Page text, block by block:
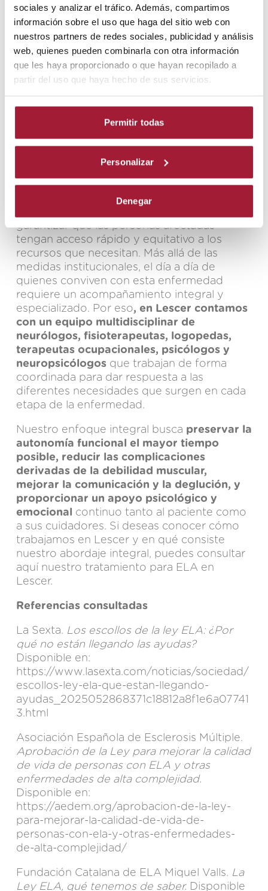
sociales y analizar el tráfico. Además, compartimos
información sobre el uso que haga del sitio web con
nuestros partners de redes sociales, publicidad y análisis
web, quienes pueden combinarla con otra información
que les haya proporcionado o que hayan recopilado a
partir del uso que haya hecho de sus servicios.
Permitir todas
Personalizar
Denegar
El objetivo final de esta hoja de ruta es
garantizar que la Ley ELA se traduzca en
mejoras tangibles en la vida de las personas
afectadas, priorizando su calidad de vida y la
de sus cuidadores.
¿Cómo tratamos la ELA
en Lescer?
La aprobación y el despliegue de la Ley ELA
garantizar que las personas afectadas
tengan acceso rápido y equitativo a los
recursos que necesitan. Más allá de las
medidas institucionales, el día a día de
quienes conviven con esta enfermedad
requiere un acompañamiento integral y
especializado. Por eso, en Lescer contamos
con un equipo multidisciplinar de
neurólogos, fisioterapeutas, logopedas,
terapeutas ocupacionales, psicólogos y
neuropsicólogos que trabajan de forma
coordinada para dar respuesta a las
diferentes necesidades que surgen en cada
etapa de la enfermedad.
Nuestro enfoque integral busca preservar la
autonomía funcional el mayor tiempo
posible, reducir las complicaciones
derivadas de la debilidad muscular,
mejorar la comunicación y la deglución, y
proporcionar un apoyo psicológico y
emocional continuo tanto al paciente como
a sus cuidadores. Si deseas conocer cómo
trabajamos en Lescer y en qué consiste
nuestro abordaje integral, puedes consultar
aquí nuestro tratamiento para ELA en
Lescer.
Referencias consultadas
La Sexta. Los escollos de la ley ELA: ¿Por
qué no están llegando las ayudas?
Disponible en:
https://www.lasexta.com/noticias/sociedad/
escollos-ley-ela-que-estan-llegando-
ayudas_2025052868371c18812a8f1e6a07741
3.html
Asociación Española de Esclerosis Múltiple.
Aprobación de la Ley para mejorar la calidad
de vida de personas con ELA y otras
enfermedades de alta complejidad.
Disponible en:
https://aedem.org/aprobacion-de-la-ley-
para-mejorar-la-calidad-de-vida-de-
personas-con-ela-y-otras-enfermedades-
de-alta-complejidad/
Fundación Catalana de ELA Miquel Valls. La
Ley ELA, qué tenemos de saber. Disponible